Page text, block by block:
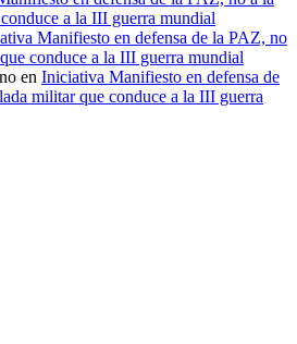
a la III guerra mundial
Manifiesto en defensa de la PAZ, no
conduce a la III guerra mundial
en Iniciativa Manifiesto en defensa de
militar que conduce a la III guerra